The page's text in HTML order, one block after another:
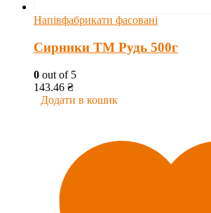
Напівфабрикати фасовані
Сирники ТМ Рудь 500г
0 out of 5
143.46 ₴
Додати в кошик